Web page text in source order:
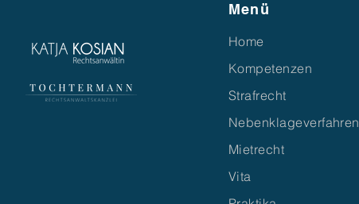
Menü
Home
Kompetenzen
Strafrecht
Nebenklageverfahren
Mietrecht
Vita